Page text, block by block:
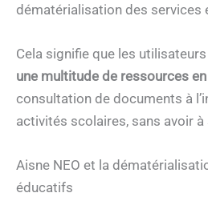
dématérialisation des services
Cela signifie que les utilisateurs
une multitude de ressources
consultation de documents à
activités scolaires, sans avoir à
Aisne NEO et la
éducatifs